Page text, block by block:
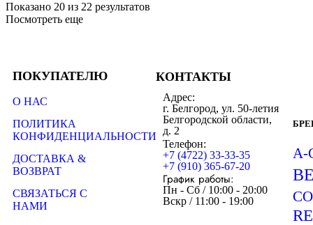
Показано 20 из 22 результатов
Посмотреть еще
ПОКУПАТЕЛЮ
О НАС
ПОЛИТИКА
КОНФИДЕНЦИАЛЬНОСТИ
ДОСТАВКА &
ВОЗВРАТ
СВЯЗАТЬСЯ С
НАМИ
КОНТАКТЫ
Адрес:
г. Белгород, ул. 50-летия
Белгородской области,
д. 2
Телефон:
+7 (4722) 33-33-35
+7 (910) 365-67-20
График работы:
Пн - Сб / 10:00 - 20:00
Вскр / 11:00 - 19:00
A-